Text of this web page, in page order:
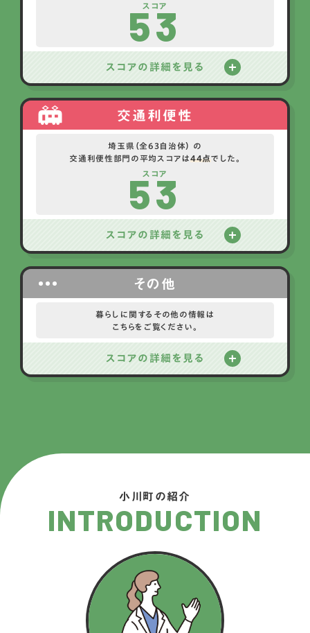
スコア
53
スコアの詳細を見る
交通利便性
埼玉県（全63自治体） の
交通利便性部門の平均スコアは44点でした。
スコア
53
スコアの詳細を見る
その他
暮らしに関するその他の情報は
こちらをご覧ください。
スコアの詳細を見る
小川町の紹介
INTRODUCTION